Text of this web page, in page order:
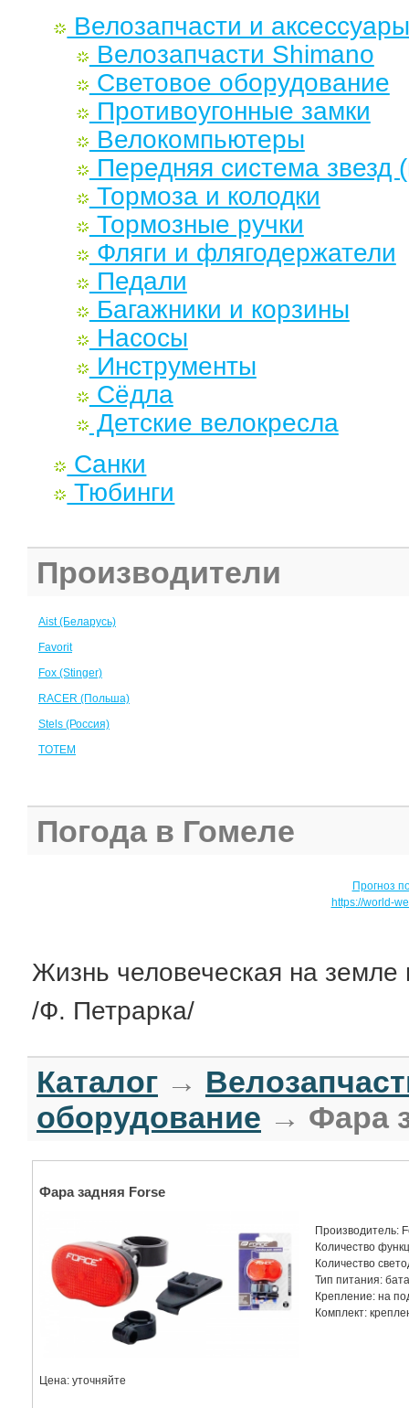
Велозапчасти и
Велозапчасти Shimano
Световое оборудование
Противоугонные замки
Велокомпьютеры
Передняя система звезд
Тормоза и колодки
Тормозные ручки
Фляги и флягодержатели
Педали
Багажники и корзины
Насосы
Инструменты
Сёдла
Детские велокресла
Санки
Тюбинги
Производители
Aist (Беларусь)
Favorit
Fox (Stinger)
RACER (Польша)
Stels (Россия)
TOTEM
Погода в Гомеле
Прогноз
https://world-
Жизнь человеческая на
/Ф. Петрарка/
Каталог →
оборудование → Фара
Фара задняя Forse
Производитель:
Количество
Количество
Тип питания:
Крепление: на
Комплект:
Цена: уточняйте